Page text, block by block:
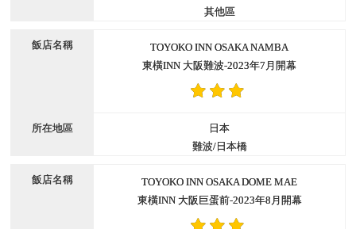
其他區
TOYOKO INN OSAKA NAMBA
東橫INN 大阪難波-2023年7月開幕
日本
難波/日本橋
TOYOKO INN OSAKA DOME MAE
東橫INN 大阪巨蛋前-2023年8月開幕